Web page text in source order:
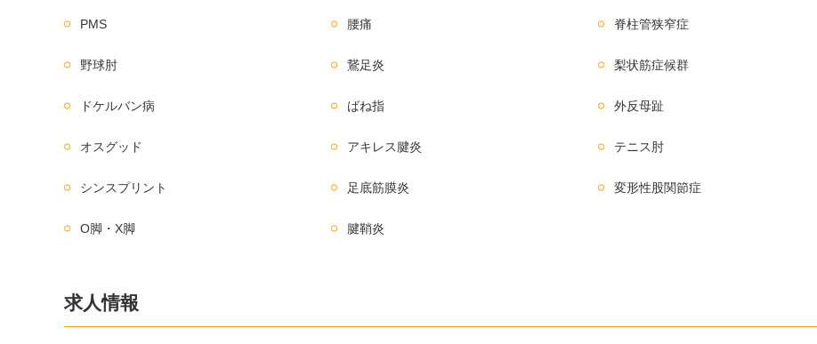
PMS 腰痛 脊柱管狭窄症
野球肘 鵞足炎 梨状筋症候群
ドケルバン病 ばね指 外反母趾
オスグッド アキレス腱炎 テニス肘
シンスプリント 足底筋膜炎 変形性股関節症
O脚・X脚 腱鞘炎
求人情報